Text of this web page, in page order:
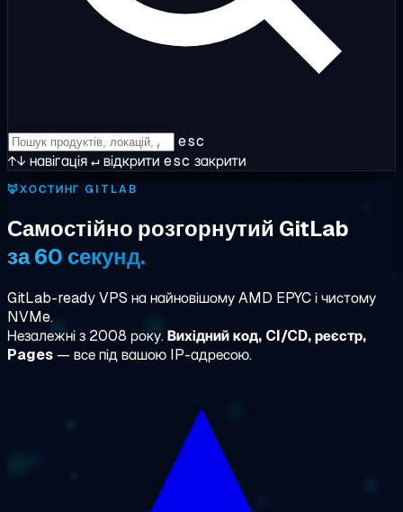
esc
↑↓ навігація↵відкрити esc закрити
🦊ХОСТИНГ GITLAB
Самостійно розгорнутий GitLab
за 60 секунд.
GitLab-ready VPS на найновішому AMD EPYC і чистому
NVMe.
Незалежні з 2008 року.Вихідний код, CI/CD, реєстр,
Pages — все під вашою IP-адресою.